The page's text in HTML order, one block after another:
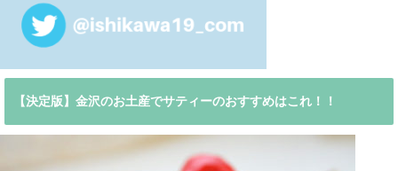
【決定版】金沢のお土産でサティーのおすすめはこれ！！